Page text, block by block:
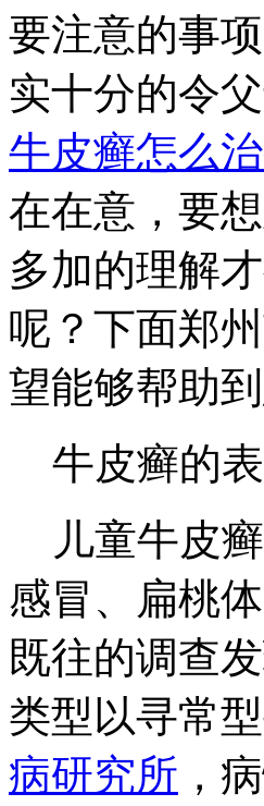
要注意的事
实十分的令
牛皮癣怎么
在在意，要
多加的理解
呢？下面郑
望能够帮助到
牛皮癣的表
儿童牛皮癣
感冒、扁桃
既往的调查
类型以寻常
病研究所 ，